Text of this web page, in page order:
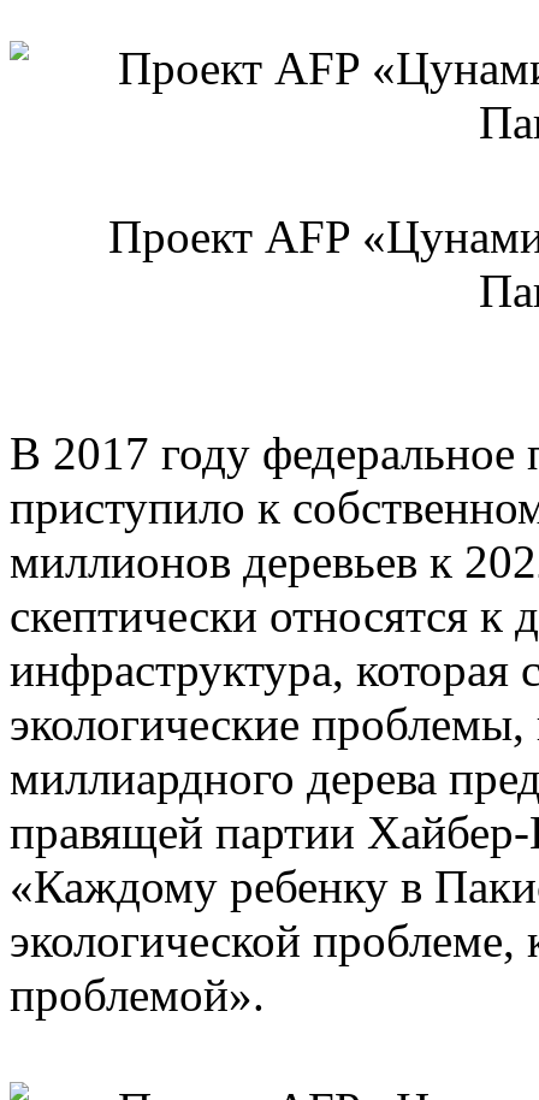
Проект AFP
В 2017 году федеральное
приступило к
миллионов деревьев к
скептически относятся к
инфраструктура,
экологические
миллиардного дерева
правящей партии
«Каждому ребенку в
экологической
проблемой».